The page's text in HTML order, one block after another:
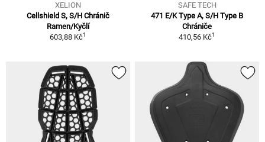
XELION
Cellshield S, S/H Chránič
Ramen/Kyčlí
603,88 Kč1
SAFE TECH
471 E/K Type A, S/H Type B
Chrániče
410,56 Kč1